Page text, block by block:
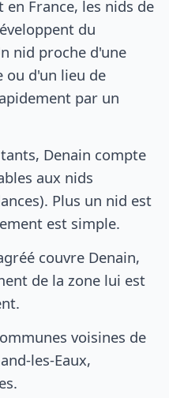
France, les nids de
du
nid proche d'une
ou d'un lieu de
par un
Denain compte
aux nids
Plus un nid est
est simple.
couvre Denain,
de la zone lui est
voisines de
les-Eaux,